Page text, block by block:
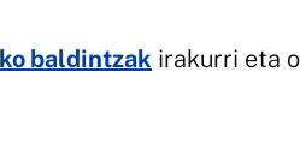
baldintzak irakurri eta